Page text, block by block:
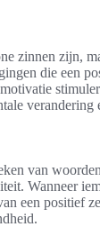
zinnen zijn,
die een
verandering
van
Wanneer
een positief